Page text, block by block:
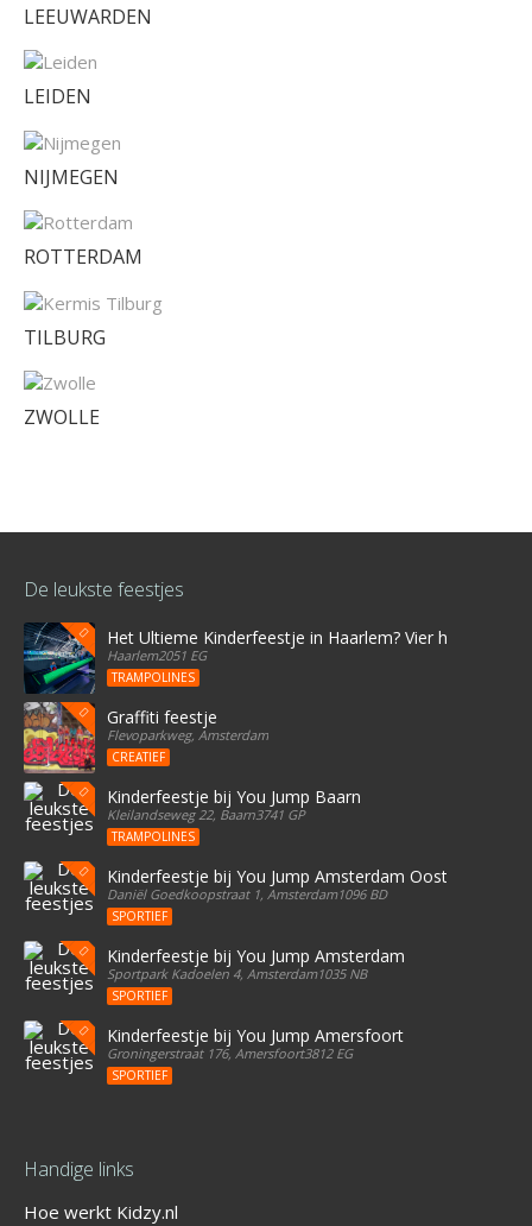
LEEUWARDEN
LEIDEN
NIJMEGEN
ROTTERDAM
TILBURG
ZWOLLE
De leukste feestjes
Het Ultieme Kinderfeestje in Haarlem? Vier het bij
Haarlem2051 EG
TRAMPOLINES
Graffiti feestje
Flevoparkweg, Amsterdam
CREATIEF
Kinderfeestje bij You Jump Baarn
Kleilandseweg 22, Baarn3741 GP
TRAMPOLINES
Kinderfeestje bij You Jump Amsterdam Oost
Daniël Goedkoopstraat 1, Amsterdam1096 BD
SPORTIEF
Kinderfeestje bij You Jump Amsterdam
Sportpark Kadoelen 4, Amsterdam1035 NB
SPORTIEF
Kinderfeestje bij You Jump Amersfoort
Groningerstraat 176, Amersfoort3812 EG
SPORTIEF
Handige links
Hoe werkt Kidzy.nl